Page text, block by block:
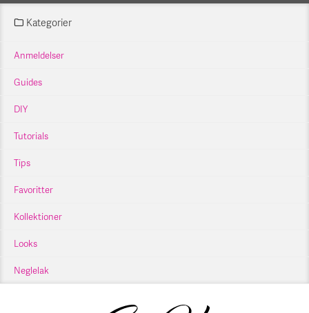
Kategorier
Anmeldelser
Guides
DIY
Tutorials
Tips
Favoritter
Kollektioner
Looks
Neglelak